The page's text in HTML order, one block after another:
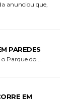
anunciou que,
PAREDES
Parque do...
EM